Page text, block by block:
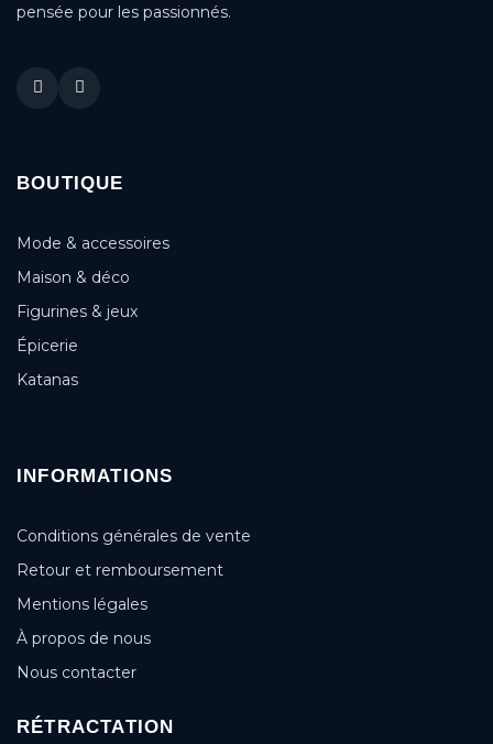
pensée pour les passionnés.
BOUTIQUE
Mode & accessoires
Maison & déco
Figurines & jeux
Épicerie
Katanas
INFORMATIONS
Conditions générales de vente
Retour et remboursement
Mentions légales
À propos de nous
Nous contacter
RÉTRACTATION